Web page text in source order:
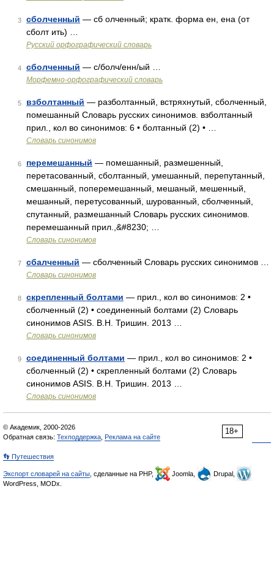
3 сболченный — сб олченный; кратк. форма ен, ена (от
сболт ить) …
Русский орфографический словарь
4 сболченный — с/болч/енн/ый …
Морфемно-орфографический словарь
5 взболтанный — разболтанный, встряхнутый, сболченный,
помешанный Словарь русских синонимов. взболтанный
прил., кол во синонимов: 6 • болтанный (2) • …
Словарь синонимов
6 перемешанный — помешанный, размешенный,
перетасованный, сболтанный, умешанный, перепутанный,
смешанный, поперемешанный, мешаный, мешенный,
мешанный, перетусованный, шурованный, сболченный,
спутанный, размешанный Словарь русских синонимов.
перемешанный прил.,&#8230; …
Словарь синонимов
7 сбалченный — сболченный Словарь русских синонимов …
Словарь синонимов
8 скрепленный болтами — прил., кол во синонимов: 2 •
сболченный (2) • соединенный болтами (2) Словарь
синонимов ASIS. В.Н. Тришин. 2013 …
Словарь синонимов
9 соединенный болтами — прил., кол во синонимов: 2 •
сболченный (2) • скрепленный болтами (2) Словарь
синонимов ASIS. В.Н. Тришин. 2013 …
Словарь синонимов
18+
© Академик, 2000-2026
Обратная связь: Техподдержка Реклама на сайте
👣 Путешествия
Экспорт словарей на сайты , сделанные на PHP, Joomla,
Drupal,
WordPress, MODx.